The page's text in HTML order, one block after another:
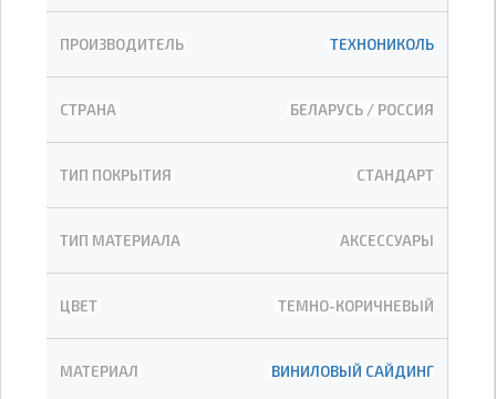
ПРОИЗВОДИТЕЛЬ ТЕХНОНИКОЛЬ
СТРАНА БЕЛАРУСЬ / РОССИЯ
ТИП ПОКРЫТИЯ СТАНДАРТ
ТИП МАТЕРИАЛА АКСЕССУАРЫ
ЦВЕТ ТЕМНО-КОРИЧНЕВЫЙ
МАТЕРИАЛ ВИНИЛОВЫЙ САЙДИНГ